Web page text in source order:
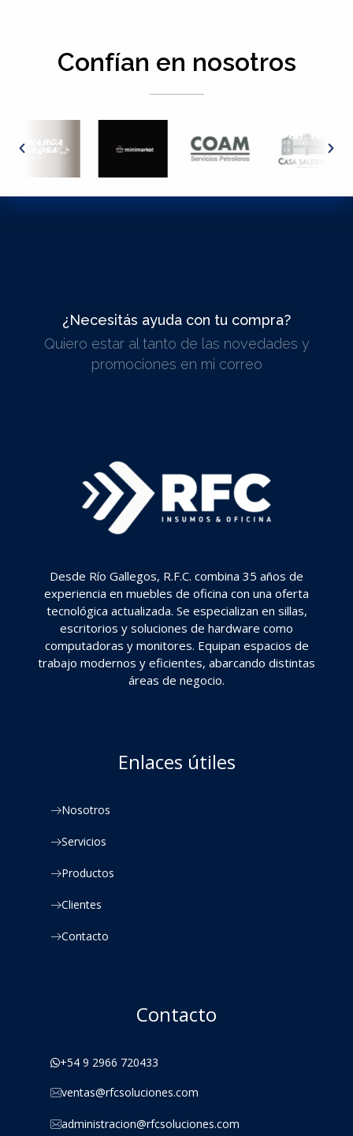
Confían en nosotros
¿Necesitás ayuda con tu compra?
ESCRIBINOS
Quiero estar al tanto de las novedades y
promociones en mi correo
Desde Río Gallegos, R.F.C. combina 35 años de
experiencia en muebles de oficina con una oferta
tecnológica actualizada. Se especializan en sillas,
escritorios y soluciones de hardware como
computadoras y monitores. Equipan espacios de
trabajo modernos y eficientes, abarcando distintas
áreas de negocio.
Enlaces útiles
Nosotros
Servicios
Productos
Clientes
Contacto
Contacto
+54 9 2966 720433
ventas@rfcsoluciones.com
administracion@rfcsoluciones.com